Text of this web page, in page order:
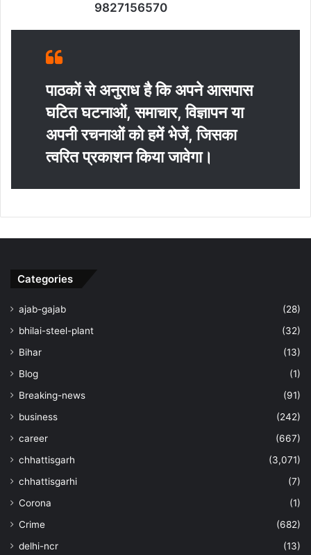
9827156570
पाठकों से अनुराध है कि अपने आसपास
घटित घटनाओं, समाचार, विज्ञापन या
अपनी रचनाओं को हमें भेजें, जिसका
त्‍वरित प्रकाशन किया जावेगा।
Categories
ajab-gajab
(28)
bhilai-steel-plant
(32)
Bihar
(13)
Blog
(1)
Breaking-news
(91)
business
(242)
career
(667)
chhattisgarh
(3,071)
chhattisgarhi
(7)
Corona
(1)
Crime
(682)
delhi-ncr
(13)